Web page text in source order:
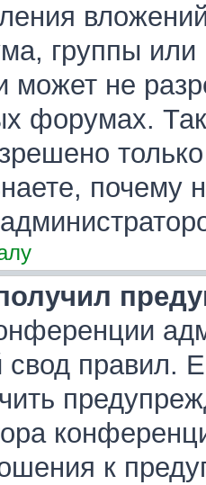
группы или
может не
форумах.
почему
свод правил.
к